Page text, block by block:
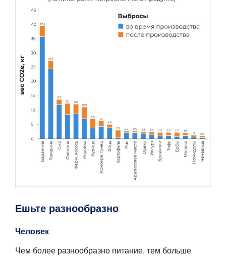
Ешьте разнообразно
Человек
Чем более разнообразно питание, тем больше